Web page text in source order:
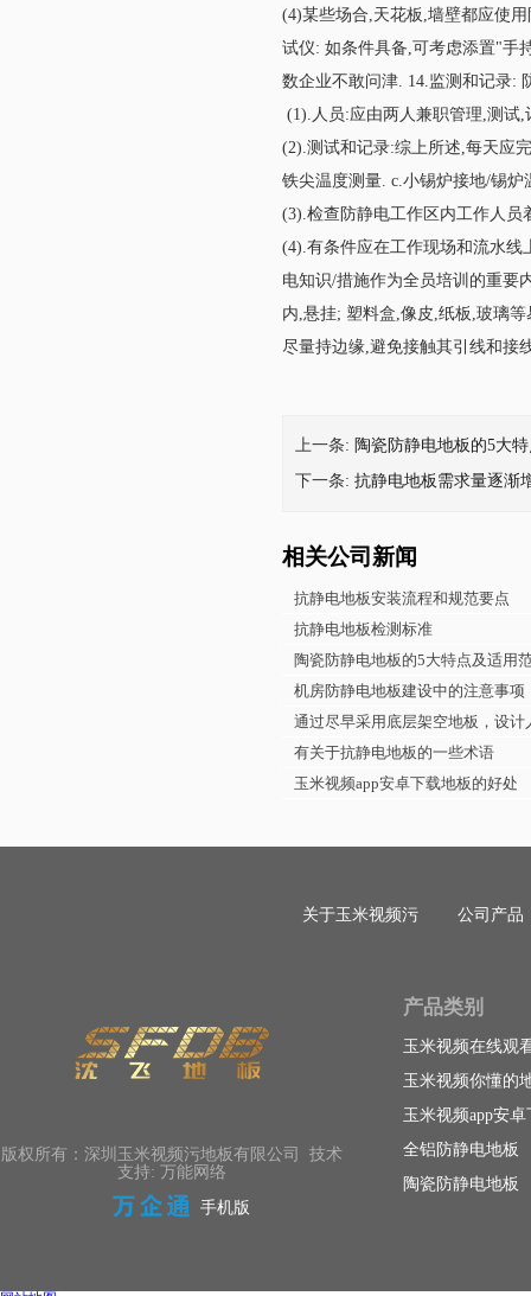
(4)某些场合,天花板,墙壁都应使
试仪: 如条件具备,可考虑添置"手
数企业不敢问津. 14.监测和记录:
(1).人员:应由两人兼职管理,测试
(2).测试和记录:综上所述,每天应
铁尖温度测量. c.小锡炉接地/锡炉
(3).检查防静电工作区内工作人员
(4).有条件应在工作现场和流水线
电知识/措施作为全员培训的重要
内,悬挂; 塑料盒,像皮,纸板,玻璃
尽量持边缘,避免接触其引线和接线片
上一条: 陶瓷防静电地板的5大
下一条: 抗静电地板需求量逐渐
相关公司新闻
抗静电地板安装流程和规范要点
抗静电地板检测标准
陶瓷防静电地板的5大特点及适用
机房防静电地板建设中的注意事项
通过尽早采用底层架空地板，
有关于抗静电地板的一些术语
玉米视频app安卓下载地板的好处
关于玉米视频污 公司产品
版权所有：深圳玉米视频污地板有限公司 技术
支持: 万能网络
手机版
产品类别
玉米视频在线观
玉米视频你懂的
玉米视频app安
全铝防静电地板
陶瓷防静电地板